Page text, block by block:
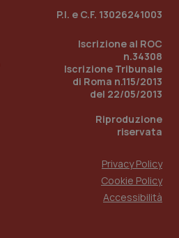
P.I. e C.F. 13026241003
Iscrizione al ROC
n.34308
Iscrizione Tribunale
di Roma n.115/2013
del 22/05/2013
Riproduzione
riservata
Privacy Policy
Cookie Policy
Accessibilità